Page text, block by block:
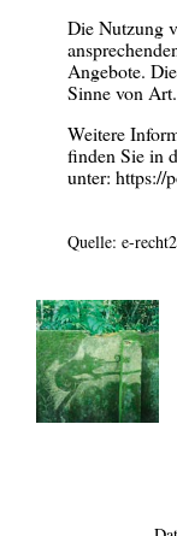
Die Nutzung
Angebote.
Sinne von
Weitere
finden Sie in
unter:https://
Quelle:e-